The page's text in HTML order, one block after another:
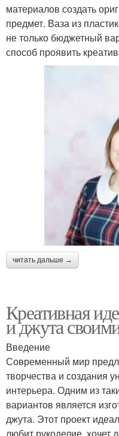
материалов создать
предмет. Ваза из
не только бюджетный
способ проявить
читать дальше →
Креативная
и джута
Введение
Современный мир
творчества и создания
интерьера. Одним из
вариантов является
джута. Этот проект